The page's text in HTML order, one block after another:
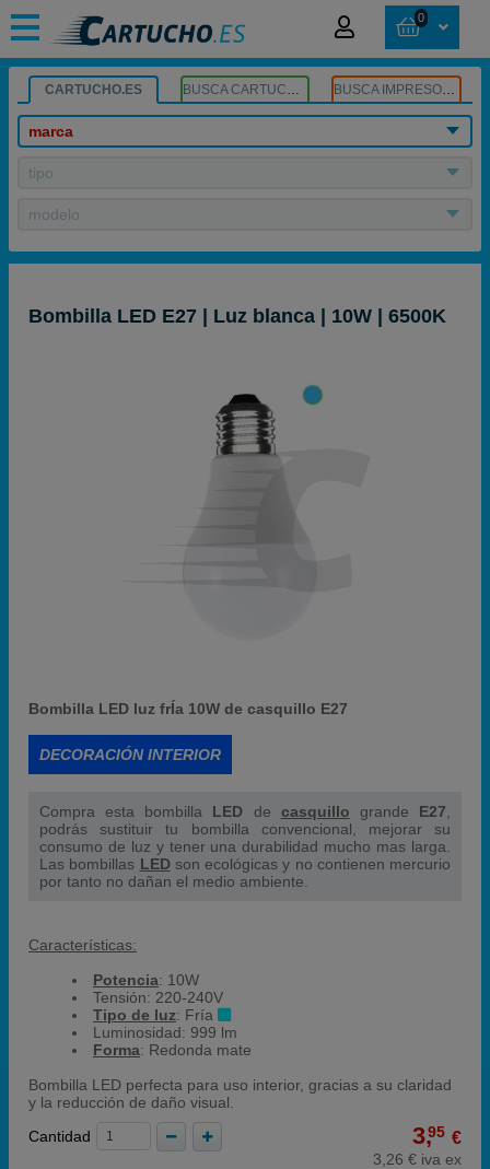
0
CARTUCHO.ES BUSCA CARTUCHOS BUSCA IMPRESORA
marca
tipo
modelo
Bombilla LED E27 | Luz blanca | 10W | 6500K
Bombilla LED luz frÍa 10W de casquillo E27
DECORACIÓN INTERIOR
Compra esta bombilla LED de casquillo grande E27
podrás sustituir tu bombilla convencional, mejorar su
consumo de luz y tener una durabilidad mucho mas larga.
Las bombillas LEDson ecológicas y no contienen mercurio
por tanto no dañan el medio ambiente.
Características:
Potencia: 10W
Tensión: 220-240V
Tipo de luz: Fría
Luminosidad: 999 lm
Forma: Redonda mate
Bombilla LED perfecta para uso interior, gracias a su claridad
y la reducción de daño visual.
Cantidad
3,95 €
3,26 € iva ex